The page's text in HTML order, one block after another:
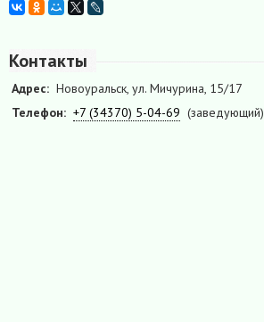
Контакты
Адрес: Новоуральск, ул. Мичурина, 15/17
Телефон: +7 (34370) 5-04-69 (заведующий)